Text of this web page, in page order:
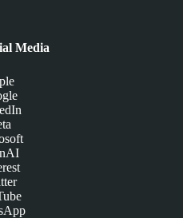
Media